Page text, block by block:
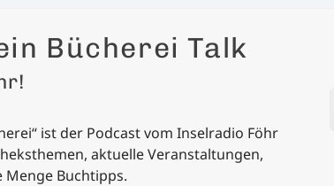
Bücherei Talk
ist der Podcast vom Inselradio Föhr
aktuelle Veranstaltungen,
Buchtipps.